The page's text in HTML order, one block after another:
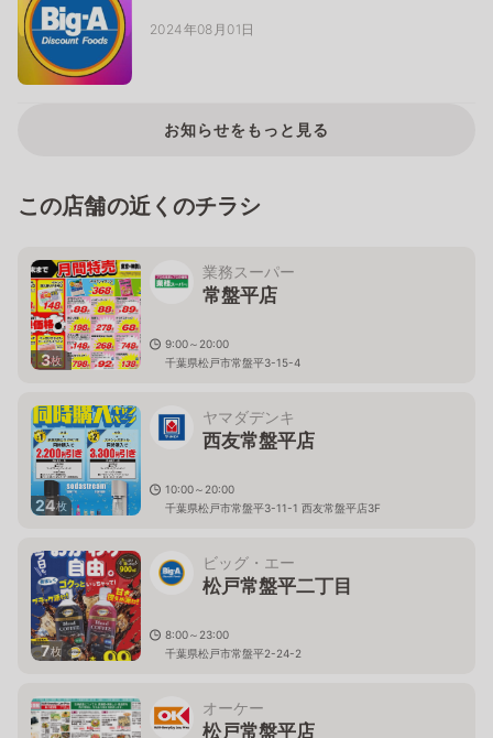
2024年08月01日
お知らせをもっと見る
この店舗の近くのチラシ
3枚
業務スーパー
常盤平店
9:00～20:00
千葉県松戸市常盤平3-15-4
24枚
ヤマダデンキ
西友常盤平店
10:00～20:00
千葉県松戸市常盤平3-11-1 西友常盤平店3F
7枚
ビッグ・エー
松戸常盤平二丁目
8:00～23:00
千葉県松戸市常盤平2-24-2
オーケー
松戸常盤平店